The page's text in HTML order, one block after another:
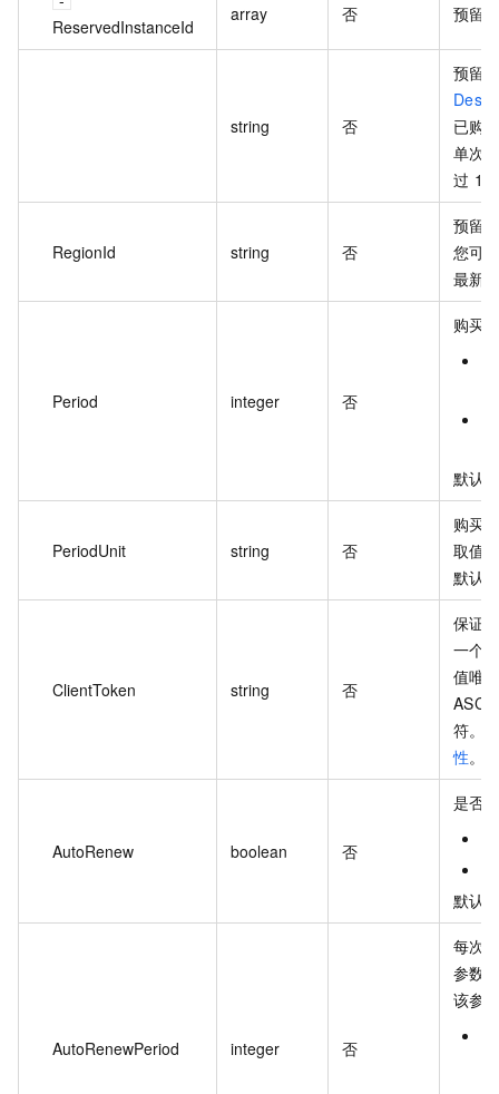
ReservedInstanceId
array 否 预留
string 否
预留
已购
单次
过 10
RegionId string 否
预留
您可
最新
Period integer 否
购买
默认
PeriodUnit string 否
购买
取值
默认
ClientToken string 否
保证
一个
值唯
符。
性。
AutoRenew boolean 否
是否
默认
AutoRenewPeriod integer 否
每次
参数
该参